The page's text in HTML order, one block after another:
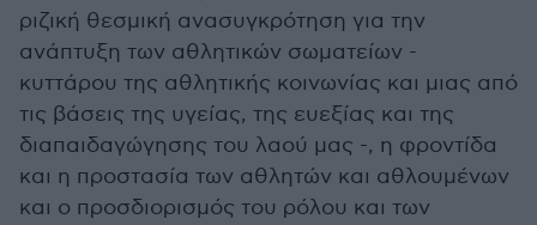
ριζική θεσμική ανασυγκρότηση για την
ανάπτυξη των αθλητικών σωματείων -
κυττάρου της αθλητικής κοινωνίας και μιας από
τις βάσεις της υγείας, της ευεξίας και της
διαπαιδαγώγησης του λαού μας -, η φροντίδα
και η προστασία των αθλητών και αθλουμένων
και ο προσδιορισμός του ρόλου και των